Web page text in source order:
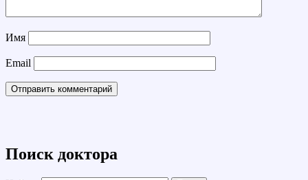
Имя
Email
Поиск доктора